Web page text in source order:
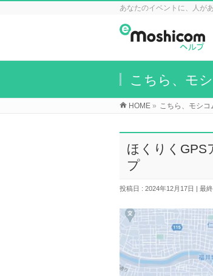
あなたのイベントに、人が
こちら、モ
HOME » こちら、モシコ
ほくりく
プ
投稿日 : 2024年12月17日 最